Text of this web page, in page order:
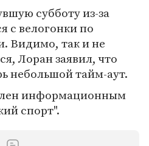
субботу из-за
с велогонки по
Видимо, так и не
Лоран заявил, что
небольшой тайм-аут.
информационным
спорт".